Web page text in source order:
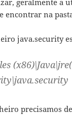
geralmente a
encontrar na
java.security
(x86)\Java\jre
precisamos